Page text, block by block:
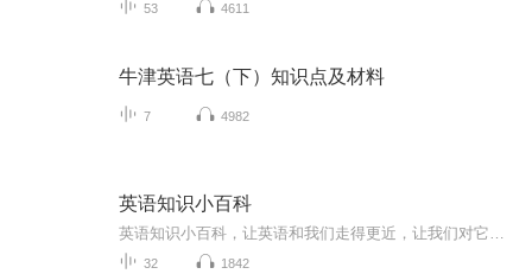
53 4611
牛津英语七（下）知识点及材料
7 4982
英语知识小百科
32 1842